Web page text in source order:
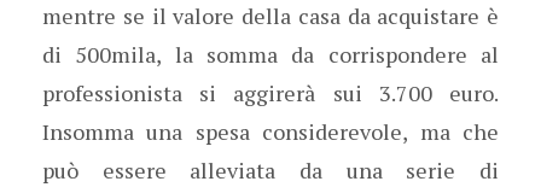
mentre se il valore della casa da acquistare è
di 500mila, la somma da corrispondere al
professionista si aggirerà sui 3.700 euro.
Insomma una spesa considerevole, ma che
può essere alleviata da una serie di